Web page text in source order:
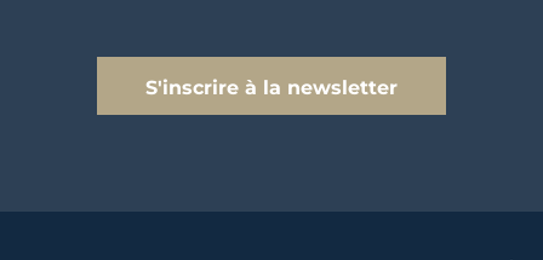
S'inscrire à la newsletter